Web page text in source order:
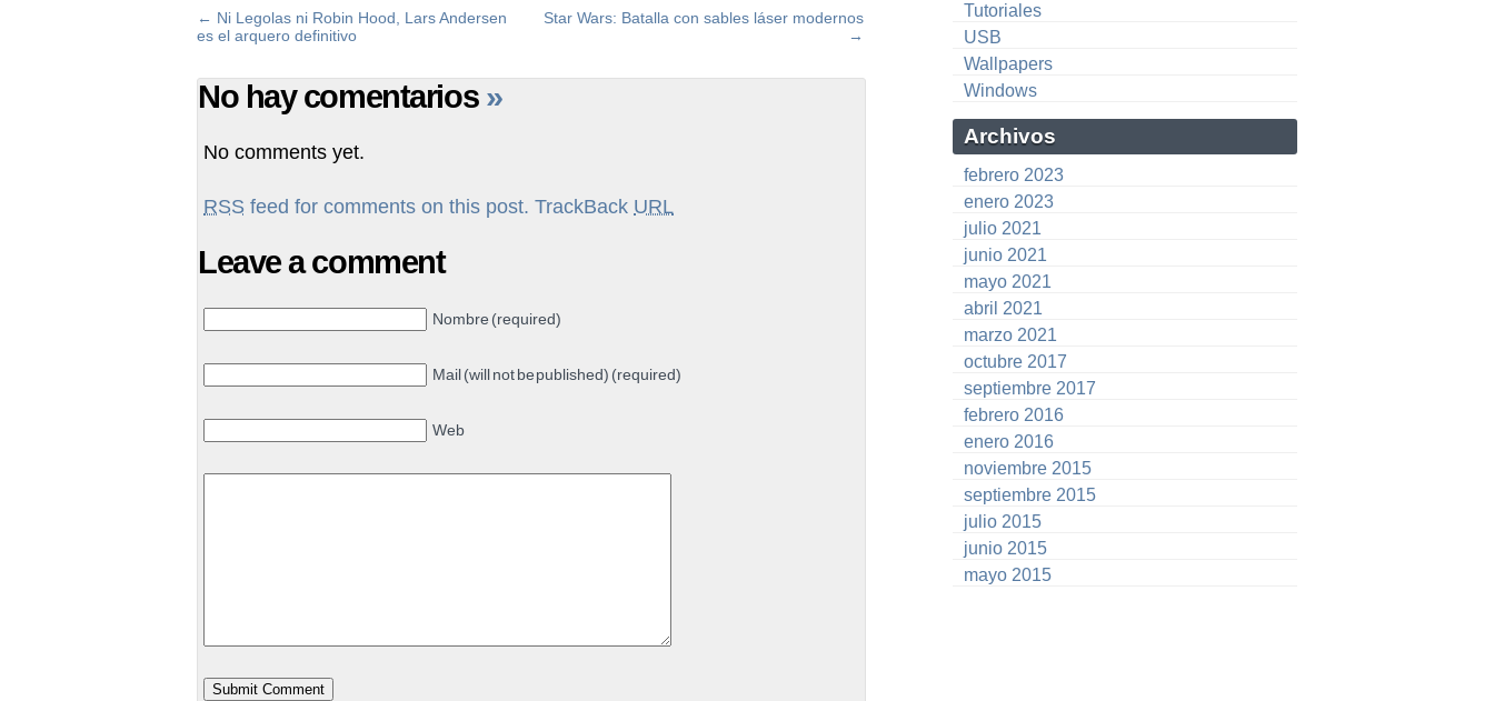
Star Wars: Batalla con sables láser modernos
→
← Ni Legolas ni Robin Hood, Lars Andersen
es el arquero definitivo
No hay comentarios »
No comments yet.
RSS feed for comments on this post. TrackBack URL
Leave a comment
Nombre (required)
Mail (will not be published) (required)
Web
Tutoriales
USB
Wallpapers
Windows
Archivos
febrero 2023
enero 2023
julio 2021
junio 2021
mayo 2021
abril 2021
marzo 2021
octubre 2017
septiembre 2017
febrero 2016
enero 2016
noviembre 2015
septiembre 2015
julio 2015
junio 2015
mayo 2015